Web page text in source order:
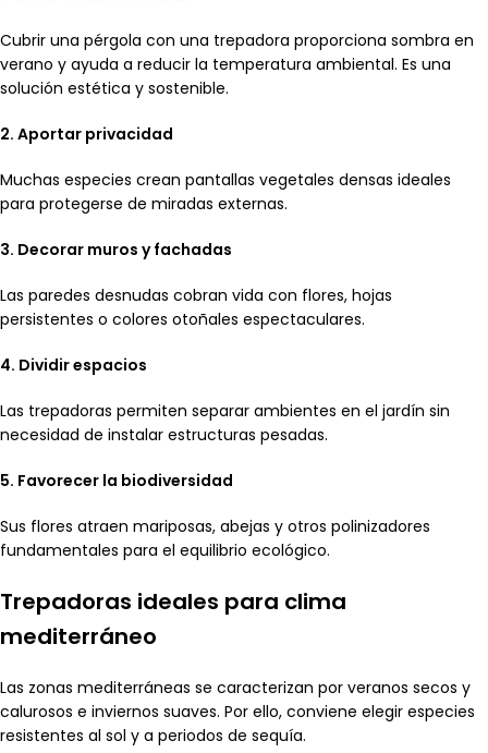
Cubrir una pérgola con una trepadora proporciona sombra en
verano y ayuda a reducir la temperatura ambiental. Es una
solución estética y sostenible.
2. Aportar privacidad
Muchas especies crean pantallas vegetales densas ideales
para protegerse de miradas externas.
3. Decorar muros y fachadas
Las paredes desnudas cobran vida con flores, hojas
persistentes o colores otoñales espectaculares.
4. Dividir espacios
Las trepadoras permiten separar ambientes en el jardín sin
necesidad de instalar estructuras pesadas.
5. Favorecer la biodiversidad
Sus flores atraen mariposas, abejas y otros polinizadores
fundamentales para el equilibrio ecológico.
Trepadoras ideales para clima
mediterráneo
Las zonas mediterráneas se caracterizan por veranos secos y
calurosos e inviernos suaves. Por ello, conviene elegir especies
resistentes al sol y a periodos de sequía.